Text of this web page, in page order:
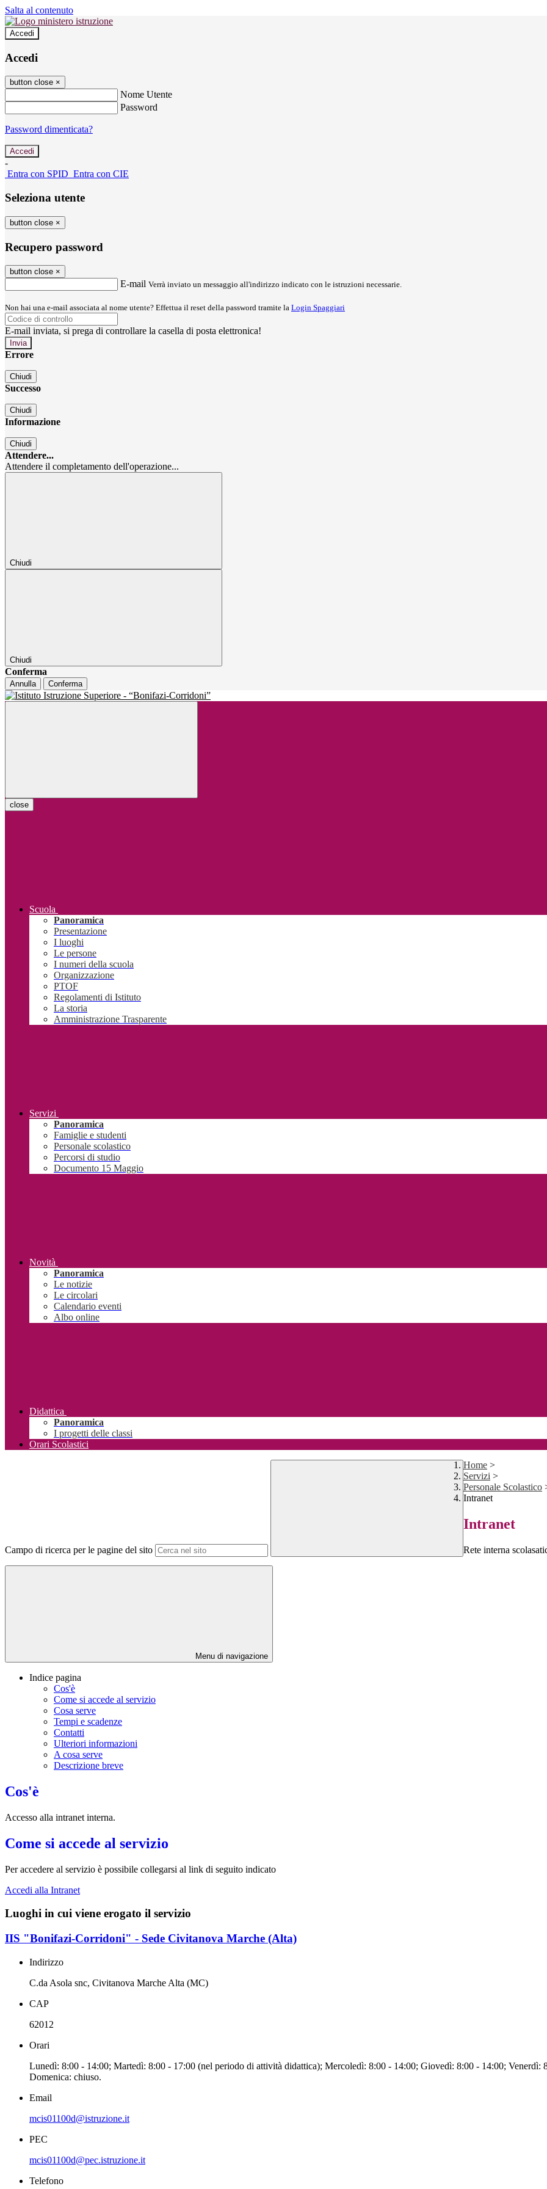
Salta al contenuto
Accedi
Accedi
button close ×
Nome Utente
Password
Password dimenticata?
-
Entra con SPID Entra con CIE
Seleziona utente
button close ×
Recupero password
button close ×
E-mail Verrà inviato un messaggio all'indirizzo indicato con le istruzioni necessarie.
Non hai una e-mail associata al nome utente? Effettua il reset della password tramite la Login Spaggiari
E-mail inviata, si prega di controllare la casella di posta elettronica!
Errore
Chiudi
Successo
Chiudi
Informazione
Chiudi
Attendere...
Attendere il completamento dell'operazione...
Chiudi
Chiudi
Conferma
Annulla Conferma
close
Scuola
Panoramica
Presentazione
I luoghi
Le persone
I numeri della scuola
Organizzazione
PTOF
Regolamenti di Istituto
La storia
Amministrazione Trasparente
Servizi
Panoramica
Famiglie e studenti
Personale scolastico
Percorsi di studio
Documento 15 Maggio
Novità
Panoramica
Le notizie
Le circolari
Calendario eventi
Albo online
Didattica
Panoramica
I progetti delle classi
Orari Scolastici
Campo di ricerca per le pagine del sito
Home >
Servizi >
Personale Scolastico
Intranet
Intranet
Rete interna
Menu di navigazione
Indice pagina
Cos'è
Come si accede al servizio
Cosa serve
Tempi e scadenze
Contatti
Ulteriori informazioni
A cosa serve
Descrizione breve
Cos'è
Accesso alla intranet interna.
Come si accede al servizio
Per accedere al servizio è possibile collegarsi al link di seguito indicato
Accedi alla Intranet
Luoghi in cui viene erogato il servizio
IIS "Bonifazi-Corridoni" - Sede Civitanova Marche (Alta)
Indirizzo
C.da Asola snc, Civitanova Marche Alta (MC)
CAP
62012
Orari
Lunedì: 8:00 - 14:00; Martedì: 8:00 - 17:00 (nel periodo di attività didattica); Mercoledì: 8:00 - 14:00; Giovedì: 8:00 - 14:00; Venerdì:
Domenica: chiuso.
Email
mcis01100d@istruzione.it
PEC
mcis01100d@pec.istruzione.it
Telefono